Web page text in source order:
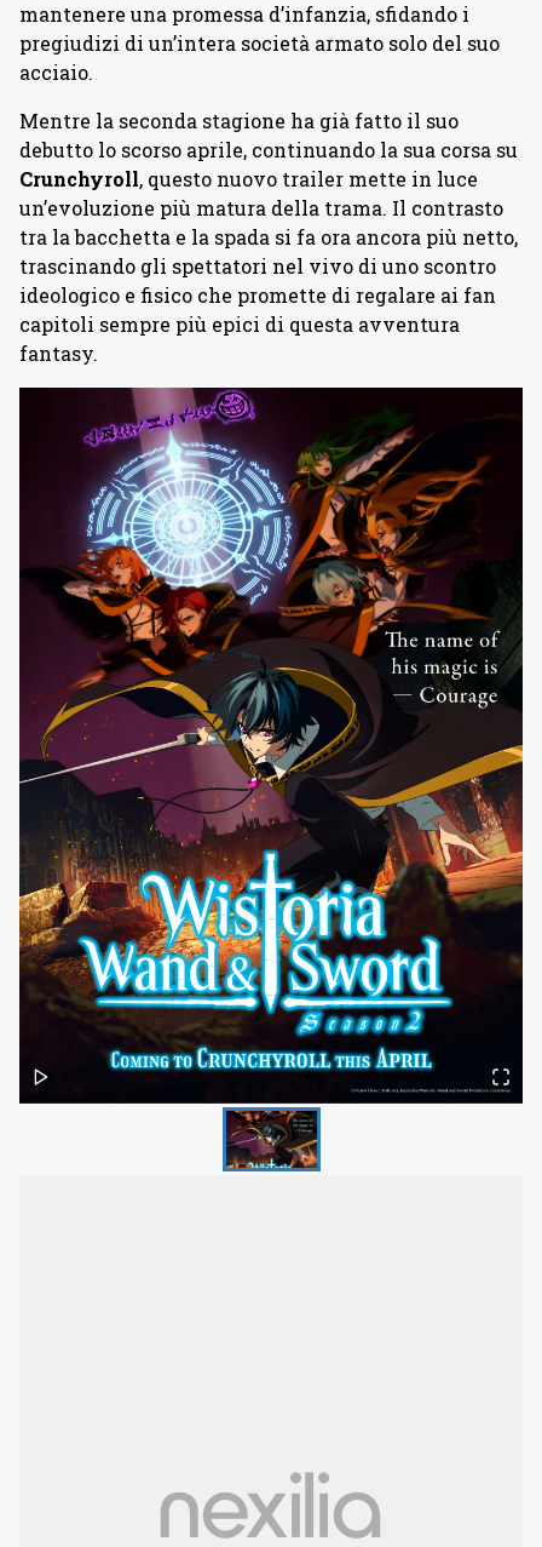
mantenere una promessa d’infanzia, sfidando i
pregiudizi di un’intera società armato solo del suo
acciaio.
Mentre la seconda stagione ha già fatto il suo
debutto lo scorso aprile, continuando la sua corsa su
Crunchyroll, questo nuovo trailer mette in luce
un’evoluzione più matura della trama. Il contrasto
tra la bacchetta e la spada si fa ora ancora più netto,
trascinando gli spettatori nel vivo di uno scontro
ideologico e fisico che promette di regalare ai fan
capitoli sempre più epici di questa avventura
fantasy.